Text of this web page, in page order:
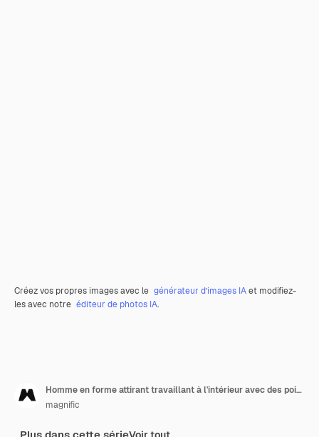
Créez vos propres images avec le générateur d’images IAet modifiez-
les avec notre éditeur de photos IA.
Homme en forme attirant travaillant à l'intérieur avec des poids
magnific